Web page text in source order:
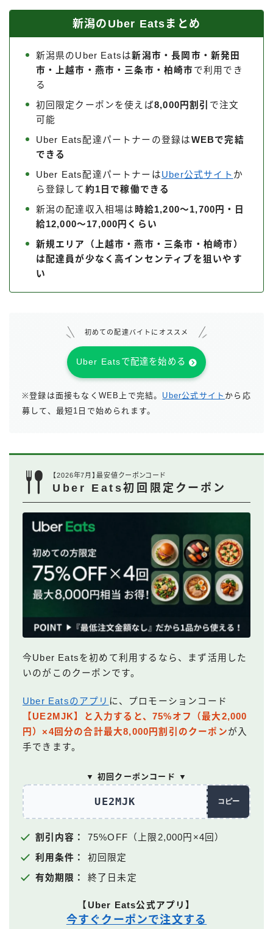
新潟のUber Eatsまとめ
新潟県のUber Eatsは新潟市・長岡市・新発田
市・上越市・燕市・三条市・柏崎市で利用でき
る
初回限定クーポンを使えば8,000円割引 で注文
可能
Uber Eats配達パートナーの登録はWEBで完結
できる
Uber Eats配達パートナーはUber公式サイト か
ら登録して 約1日で稼働できる
新潟の配達収入相場は 時給1,200〜1,700円・日
給12,000〜17,000円くらい
新規エリア（上越市・燕市・三条市・柏崎市）
は配達員が少なく高インセンティブを狙いやす
い
初めての配達バイトにオススメ
Uber Eatsで配達を始める
※登録は面接もなくWEB上で完結。 Uber公式サイト から応
募して、最短1日で始められます。
【2026年7月】最安値クーポンコード
Uber Eats初回限定クーポン
今Uber Eatsを初めて利用するなら、まず活用した
いのがこのクーポンです。
Uber Eatsのアプリ に、プロモーションコード
【UE2MJK】と入力すると、75%オフ（最大2,000
円）×4回分の合計最大8,000円割引のクーポンが入
手できます。
▼ 初回クーポンコード ▼
UE2MJK コピー
割引内容： 75%OFF（上限2,000円×4回）
利用条件： 初回限定
有効期限： 終了日未定
【Uber Eats公式アプリ】
今すぐクーポンで注文する